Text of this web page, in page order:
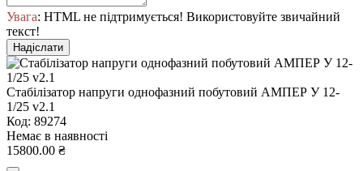
Увага: HTML не підтримується! Використовуйте звичайний
текст!
Надіслати
Стабілізатор напруги однофазний побутовий АМПЕР У 12-
1/25 v2.1
Код: 89274
Немає в наявності
15800.00 ₴